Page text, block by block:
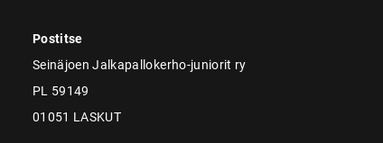
Postitse
Seinäjoen Jalkapallokerho-juniorit ry
PL 59149
01051 LASKUT